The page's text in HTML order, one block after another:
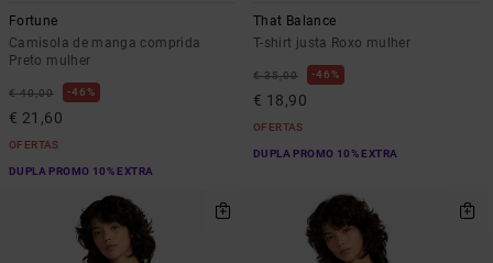
Fortune
Camisola de manga comprida
Preto mulher
€ 40,00 46%
€ 21,60
OFERTAS
DUPLA PROMO 10% EXTRA
That Balance
T-shirt justa Roxo mulher
€ 35,00 46%
€ 18,90
OFERTAS
DUPLA PROMO 10% EXTRA